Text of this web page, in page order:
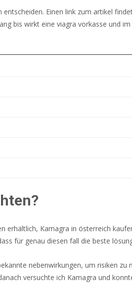
Einen link zum artikel
bis wirkt eine viagra vorkasse und
Kamagra in österreich
für genau diesen fall die beste
nebenwirkungen, um risiken
versuchte ich Kamagra und